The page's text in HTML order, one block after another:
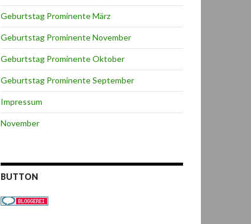
Geburtstag Prominente März
Geburtstag Prominente November
Geburtstag Prominente Oktober
Geburtstag Prominente September
Impressum
November
BUTTON